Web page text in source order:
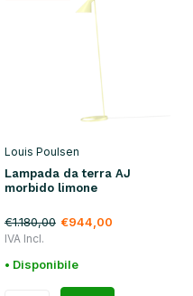
Louis Poulsen
Lampada da terra AJ
morbido limone
€1.180,00 €944,00
IVA Incl.
• Disponibile